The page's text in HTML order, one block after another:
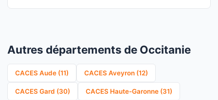
Autres départements de Occitanie
CACES Aude (11) CACES Aveyron (12)
CACES Gard (30) CACES Haute-Garonne (31)